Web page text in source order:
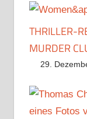
THRILLER-
MURDER
29.